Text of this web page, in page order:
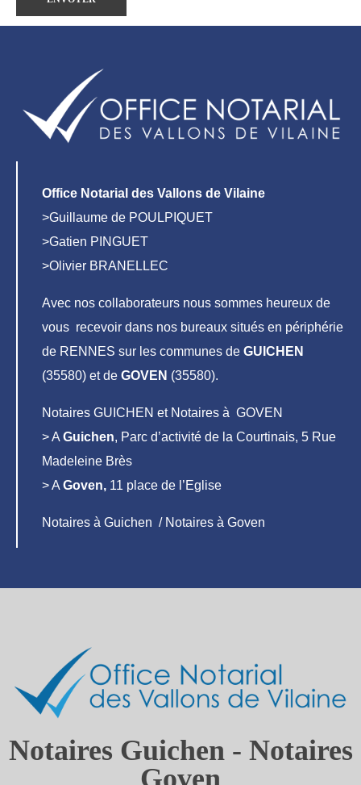
Office Notarial des Vallons de Vilaine
>Guillaume de POULPIQUET
>Gatien PINGUET
>Olivier BRANELLEC
Avec nos collaborateurs nous sommes heureux de
vous recevoir dans nos bureaux situés en périphérie
de RENNES sur les communes de GUICHEN
(35580) et de GOVEN (35580).
Notaires GUICHEN et Notaires à GOVEN
> A Guichen, Parc d’activité de la Courtinais, 5 Rue
Madeleine Brès
> A Goven, 11 place de l’Eglise
Notaires à Guichen / Notaires à Goven
Notaires Guichen - Notaires
Goven